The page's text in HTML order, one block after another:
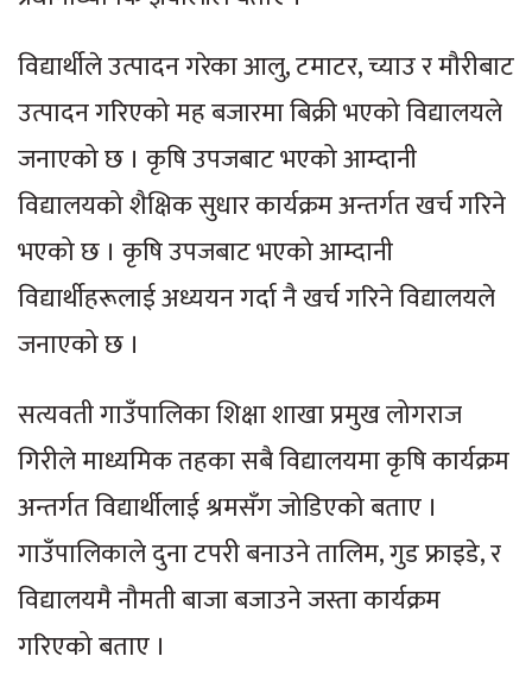
विद्यार्थीले उत्पादन गरेका आलु, टमाटर, च्याउ र मौरीबाट
उत्पादन गरिएको मह बजारमा बिक्री भएको विद्यालयले
जनाएको छ । कृषि उपजबाट भएको आम्दानी
विद्यालयको शैक्षिक सुधार कार्यक्रम अन्तर्गत खर्च गरिने
भएको छ । कृषि उपजबाट भएको आम्दानी
विद्यार्थीहरूलाई अध्ययन गर्दा नै खर्च गरिने विद्यालयले
जनाएको छ ।
सत्यवती गाउँपालिका शिक्षा शाखा प्रमुख लोगराज
गिरीले माध्यमिक तहका सबै विद्यालयमा कृषि कार्यक्रम
अन्तर्गत विद्यार्थीलाई श्रमसँग जोडिएको बताए ।
गाउँपालिकाले दुना टपरी बनाउने तालिम, गुड फ्राइडे, र
विद्यालयमै नौमती बाजा बजाउने जस्ता कार्यक्रम
गरिएको बताए ।